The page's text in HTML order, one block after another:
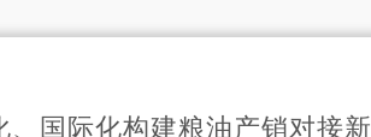
、国际化构建粮油产销对接新